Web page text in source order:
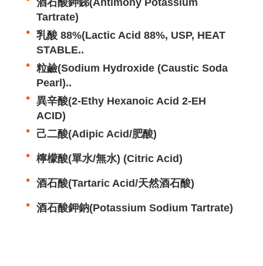
酒石酸鉀銻(Antimony Potassium
Tartrate)
乳酸 88%(Lactic Acid 88%, USP, HEAT
STABLE..
粒鹼(Sodium Hydroxide (Caustic Soda
Pearl)..
異辛酸(2-Ethy Hexanoic Acid 2-EH
ACID)
己二酸(Adipic Acid/肥酸)
檸檬酸(單水/無水) (Citric Acid)
酒石酸(Tartaric Acid/天然酒石酸)
酒石酸鉀鈉(Potassium Sodium Tartrate)